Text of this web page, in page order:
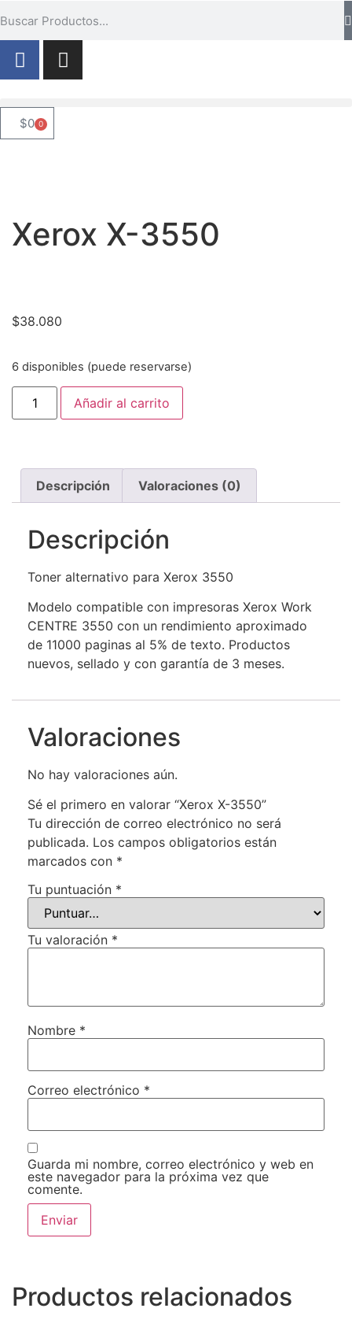
$0 0
Xerox X-3550
$38.080
6 disponibles (puede reservarse)
Añadir al carrito
Descripción Valoraciones (0)
Descripción
Toner alternativo para Xerox 3550
Modelo compatible con impresoras Xerox Work
CENTRE 3550 con un rendimiento aproximado
de 11000 paginas al 5% de texto. Productos
nuevos, sellado y con garantía de 3 meses.
Valoraciones
No hay valoraciones aún.
Sé el primero en valorar “Xerox X-3550”
Tu dirección de correo electrónico no será
publicada. Los campos obligatorios están
marcados con *
Tu puntuación *
Tu valoración *
Nombre *
Correo electrónico *
Guarda mi nombre, correo electrónico y web en
este navegador para la próxima vez que
comente.
Productos relacionados